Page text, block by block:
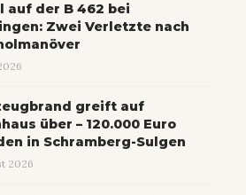
auf der B 462 bei
Zwei Verletzte nach
greift auf
über – 120.000 Euro
in Schramberg-Sulgen
2026